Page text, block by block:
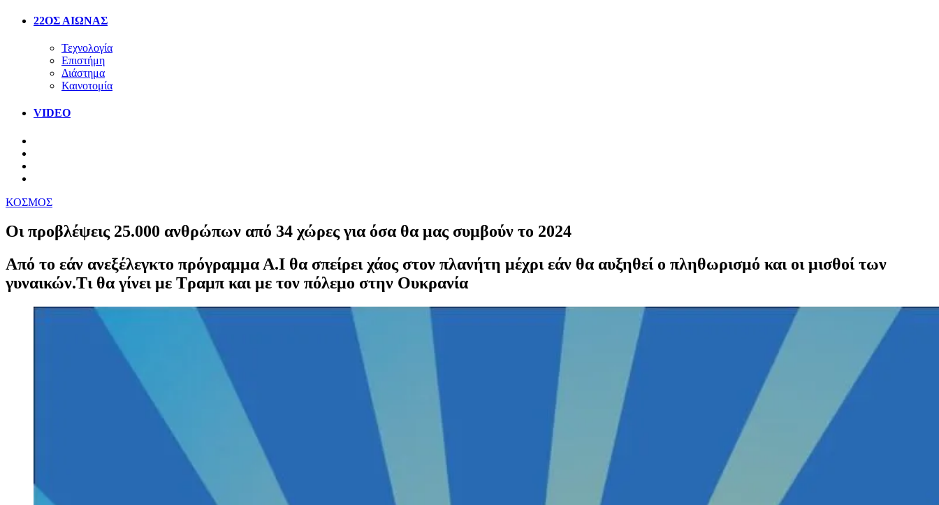
22ΟΣ ΑΙΩΝΑΣ
Τεχνολογία
Επιστήμη
Διάστημα
Καινοτομία
VIDEO
ΚΟΣΜΟΣ
Οι προβλέψεις 25.000 ανθρώπων από 34 χώρες για όσα θα μας συμβούν το 2024
Από το εάν ανεξέλεγκτο πρόγραμμα Α.Ι θα σπείρει χάος στον πλανήτη μέχρι εάν θα αυξηθεί ο πληθωρισμό και οι μισθοί των
γυναικών.Τι θα γίνει με Τραμπ και με τον πόλεμο στην Ουκρανία